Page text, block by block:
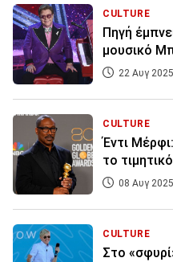
CULTURE
Πηγή
μουσικό
22 Αυγ
CULTURE
Έντι
το
08 Αυγ
CULTURE
Στο